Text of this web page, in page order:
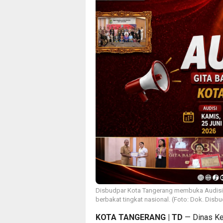
Disbudpar Kota Tangerang membuka
berbakat tingkat nasional. (Foto: Dok.
KOTA TANGERANG | TD — Dinas